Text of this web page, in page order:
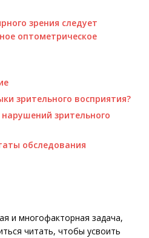
зрения следует
оптометрическое
зрительного восприятия?
зрительного
обследования
и многофакторная задача,
читать, чтобы усвоить